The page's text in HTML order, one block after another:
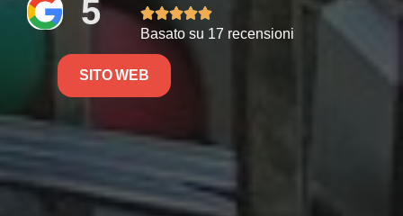
5 
Basato su 17 recensioni
SITO WEB